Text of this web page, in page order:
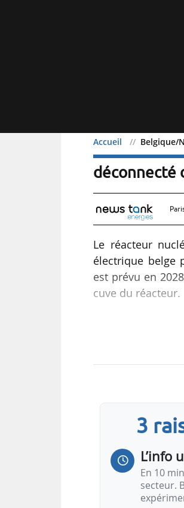
Accueil Belgique/
Belgique/
déconnecté
Le réacteur
électrique belge
est prévu en
cuve du réacteur.
après Doel 3
Après la
fonctionnement
d’Electrabel,
3
L’info
En 10
secteur.